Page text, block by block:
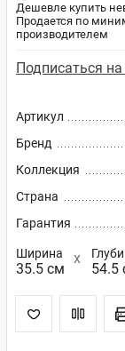
Артикул
Бренд
Коллекция
Страна
Гарантия
Ширина
35.5 см 54.5
Дешевле купить
Продается по
производителем
Подписаться